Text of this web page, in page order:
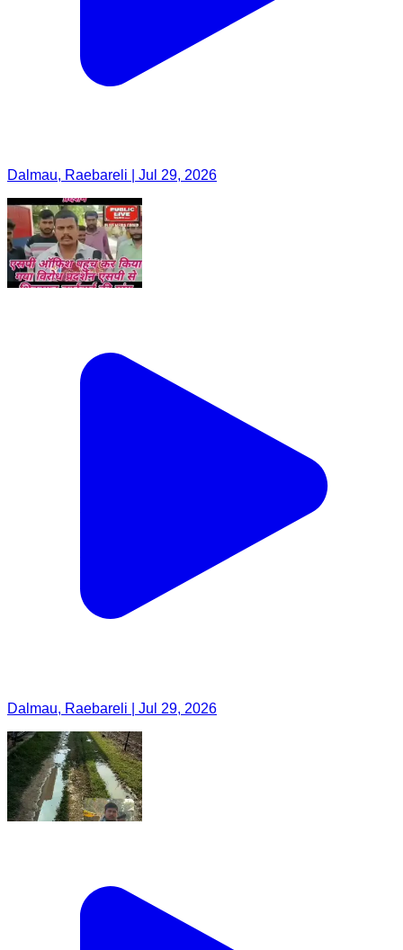
Dalmau, Raebareli | Jul 29, 2026
Dalmau, Raebareli | Jul 29, 2026